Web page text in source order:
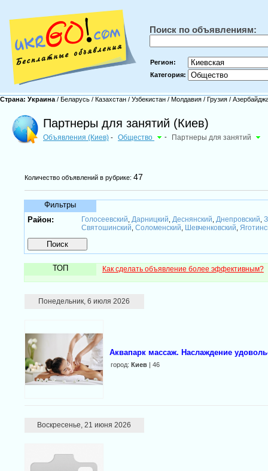
Поиск по объявлениям:
Регион:
Категория:
Страна: Украина / Беларусь / Казахстан / Узбекистан / Молдавия / Грузия /
Партнеры для занятий (Киев)
Объявления (Киев) - Общество - Партнеры для занятий
Количество объявлений в рубрике: 47
Фильтры
Район:
Голосеевский Дарницкий Деснянский Днепровский
Святошинский Соломенский Шевченковский
ТОП Как сделать объявление более эффективным?
Понедельник, 6 июля 2026
Аквапарк массаж. Наслаждение
город: Киев| 46
Воскресенье, 21 июня 2026